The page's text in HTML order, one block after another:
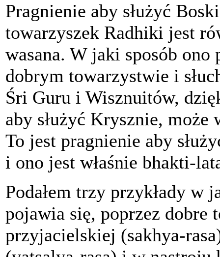
Pragnienie aby służyć
towarzyszek Radhiki jest
wasana. W jaki sposób
dobrym towarzystwie i
Śri Guru i Wisznuitów,
aby służyć Krysznie, może
To jest pragnienie aby
i ono jest właśnie bhakti-
Podałem trzy przykłady w
pojawia się, poprzez dobre
przyjacielskiej (sakhya-